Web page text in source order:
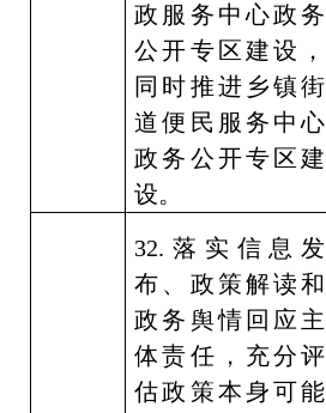
政服务中心政务
公开专区建设，
同时推进乡镇街
道便民服务中心
政务公开专区建
设。
32. 落实信息发
布、政策解读和
政务舆情回应主
体责任，充分评
估政策本身可能